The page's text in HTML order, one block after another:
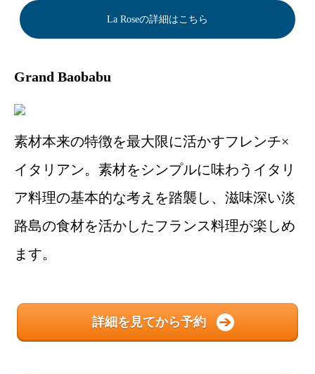
La Roseの詳細はこちら
Grand Baobabu
素材本来の特徴を最大限に活かすフレンチ×
イタリアン。素材をシンプルに味わうイタリ
ア料理の基本的な考えを踏襲し、滋味深い淡
路島の食材を活かしたフランス料理が楽しめ
ます。
詳細を見てから予約